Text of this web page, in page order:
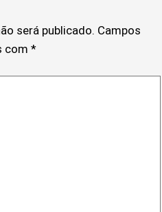
será publicado. Campos
com *